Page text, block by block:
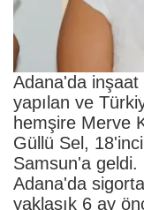
Adana'da
yapılan ve
hemşire Merve
Güllü Sel,
Samsun'a geldi.
Adana'da
yaklaşık 6 ay